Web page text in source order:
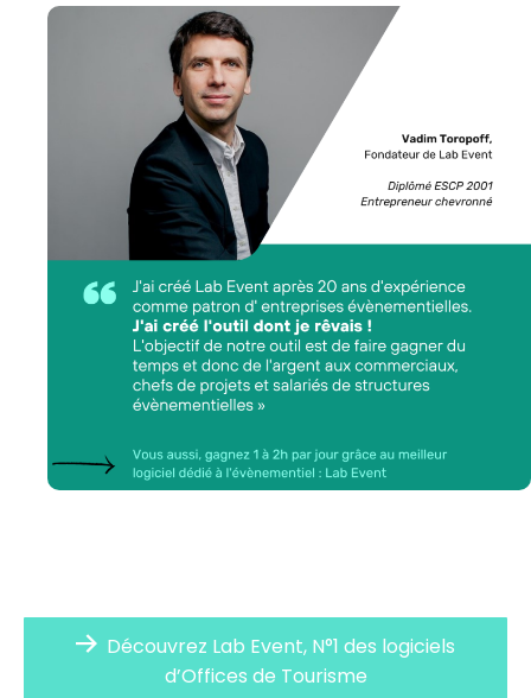
Découvrez Lab Event, N°1 des logiciels
d’Offices de Tourisme